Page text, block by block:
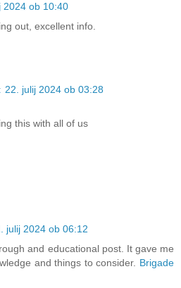
2024 ob 10:40
out, excellent info.
22. julij 2024 ob 03:28
this with all of us
julij 2024 ob 06:12
and educational post. It gave me
and things to consider. Brigade